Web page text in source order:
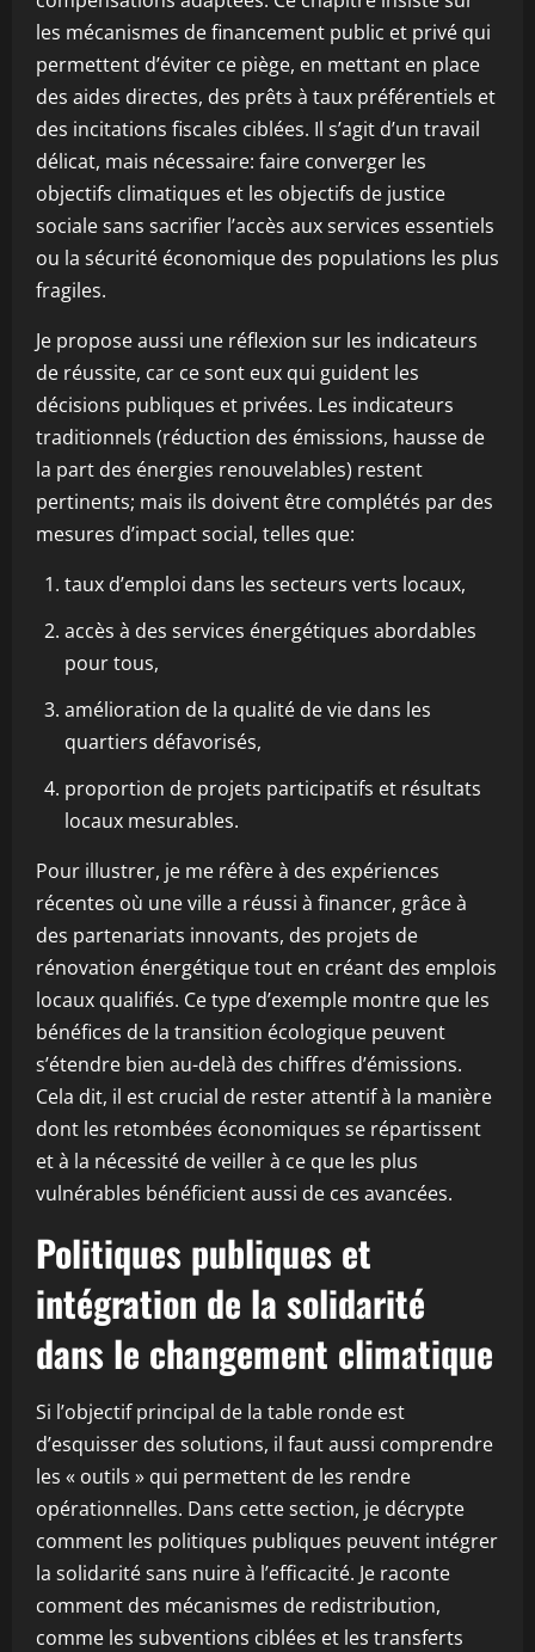
les mécanismes de financement public et privé qui
permettent d’éviter ce piège, en mettant en place
des aides directes, des prêts à taux préférentiels et
des incitations fiscales ciblées. Il s’agit d’un travail
délicat, mais nécessaire: faire converger les
objectifs climatiques et les objectifs de justice
sociale sans sacrifier l’accès aux services essentiels
ou la sécurité économique des populations les plus
fragiles.
Je propose aussi une réflexion sur les indicateurs
de réussite, car ce sont eux qui guident les
décisions publiques et privées. Les indicateurs
traditionnels (réduction des émissions, hausse de
la part des énergies renouvelables) restent
pertinents; mais ils doivent être complétés par des
mesures d’impact social, telles que:
taux d’emploi dans les secteurs verts locaux,
accès à des services énergétiques abordables
pour tous,
amélioration de la qualité de vie dans les
quartiers défavorisés,
proportion de projets participatifs et résultats
locaux mesurables.
Pour illustrer, je me réfère à des expériences
récentes où une ville a réussi à financer, grâce à
des partenariats innovants, des projets de
rénovation énergétique tout en créant des emplois
locaux qualifiés. Ce type d’exemple montre que les
bénéfices de la transition écologique peuvent
s’étendre bien au-delà des chiffres d’émissions.
Cela dit, il est crucial de rester attentif à la manière
dont les retombées économiques se répartissent
et à la nécessité de veiller à ce que les plus
vulnérables bénéficient aussi de ces avancées.
Politiques publiques et
intégration de la solidarité
dans le changement climatique
Si l’objectif principal de la table ronde est
d’esquisser des solutions, il faut aussi comprendre
les « outils » qui permettent de les rendre
opérationnelles. Dans cette section, je décrypte
comment les politiques publiques peuvent intégrer
la solidarité sans nuire à l’efficacité. Je raconte
comment des mécanismes de redistribution,
comme les subventions ciblées et les transferts